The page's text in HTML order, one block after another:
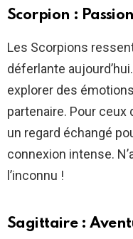
Scorpion :
Les Scorpions
déferlante
explorer des
partenaire. Pour
un regard échangé
connexion intense.
l’inconnu !
Sagittaire :